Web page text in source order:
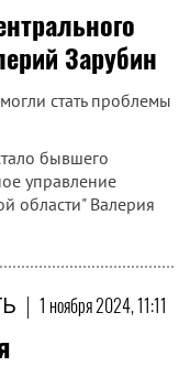
Зарубин
стать проблемы
бывшего
управление
области" Валерия
| 1 ноября 2024, 11:11